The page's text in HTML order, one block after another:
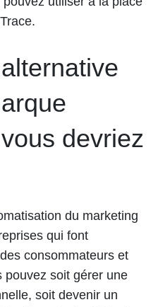
devriez
du marketing
qui font
consommateurs et
pouvez soit gérer une
soit devenir un